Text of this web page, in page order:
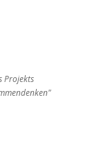
Projekts